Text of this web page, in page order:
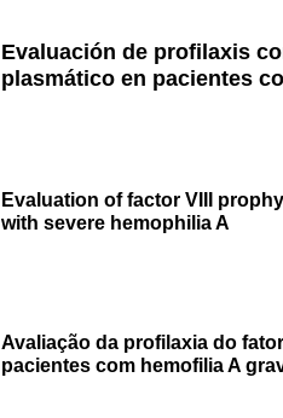
Evaluación de profilaxis
plasmático en pacientes
Evaluation of factor VIII
with severe hemophilia A
Avaliação da profilaxia do
pacientes com hemofilia A